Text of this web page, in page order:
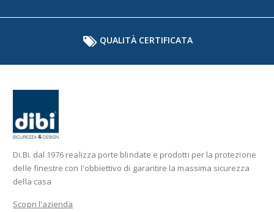
QUALITÀ CERTIFICATA
Di.Bi. dal 1976 realizza porte blindate e prodotti per la protezione
delle finestre con l'obbiettivo di garantire la massima sicurezza
della casa
Scopri l'azienda